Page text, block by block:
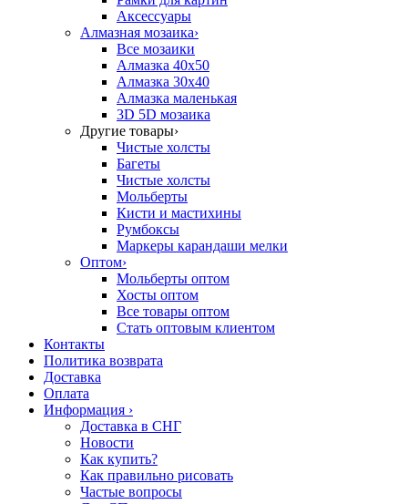
Аксессуары
Алмазная мозаика›
Все мозаики
Алмазка 40х50
Алмазка 30х40
Алмазка маленькая
3D 5D мозаика
Другие товары›
Чистые холсты
Багеты
Чистые холсты
Мольберты
Кисти и мастихины
Румбоксы
Маркеры карандаши мелки
Оптом›
Мольберты оптом
Хосты оптом
Все товары оптом
Стать оптовым клиентом
Контакты
Политика возврата
Доставка
Оплата
Информация ›
Доставка в СНГ
Новости
Как купить?
Как правильно рисовать
Частые вопросы